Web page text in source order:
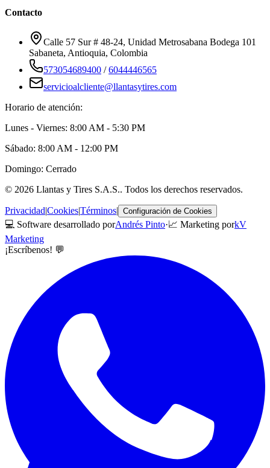
Contacto
Calle 57 Sur # 48-24, Unidad Metrosabana Bodega 101
Sabaneta, Antioquia, Colombia
573054689400 /6044446565
servicioalcliente@llantasytires.com
Horario de atención:
Lunes - Viernes: 8:00 AM - 5:30 PM
Sábado: 8:00 AM - 12:00 PM
Domingo: Cerrado
© 2026 Llantas y Tires S.A.S.. Todos los derechos reservados.
Privacidad|Cookies|Términos| Configuración de Cookies
💻 Software desarrollado porAndrés Pinto·📈 Marketing porkV
Marketing
¡Escríbenos! 💬